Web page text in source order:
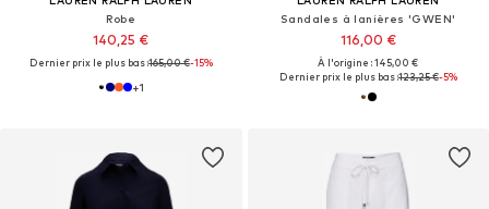
Robe
140,25 €
Dernier prix le plus bas :165,00 €-15%
+1
Sandales à lanières 'GWEN'
116,00 €
À l'origine : 145,00 €
Dernier prix le plus bas :123,25 €-5%